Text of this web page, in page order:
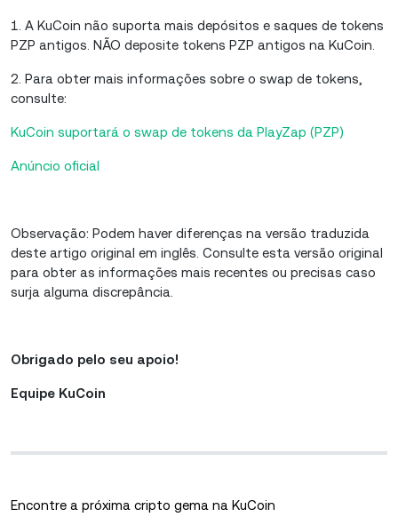
1. A KuCoin não suporta mais depósitos e saques de tokens
PZP antigos. NÃO deposite tokens PZP antigos na KuCoin.
2. Para obter mais informações sobre o swap de tokens,
consulte:
KuCoin suportará o swap de tokens da PlayZap (PZP)
Anúncio oficial
Observação: Podem haver diferenças na versão traduzida
deste artigo original em inglês. Consulte esta versão original
para obter as informações mais recentes ou precisas caso
surja alguma discrepância.
Obrigado pelo seu apoio!
Equipe KuCoin
Encontre a próxima cripto gema na KuCoin